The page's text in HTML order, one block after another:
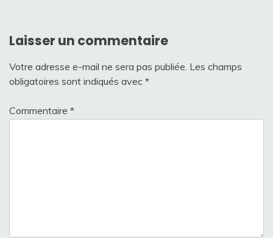
Laisser un commentaire
Votre adresse e-mail ne sera pas publiée. Les champs
obligatoires sont indiqués avec *
Commentaire *